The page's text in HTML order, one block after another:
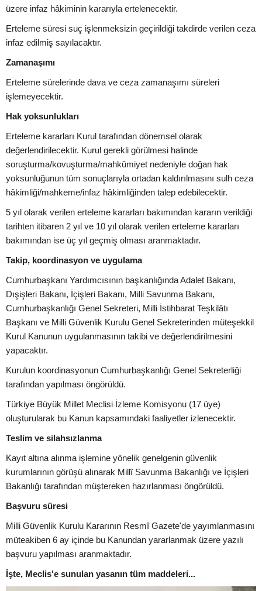
üzere infaz hâkiminin kararıyla ertelenecektir.
Erteleme süresi suç işlenmeksizin geçirildiği takdirde verilen ceza
infaz edilmiş sayılacaktır.
Zamanaşımı
Erteleme sürelerinde dava ve ceza zamanaşımı süreleri
işlemeyecektir.
Hak yoksunlukları
Erteleme kararları Kurul tarafından dönemsel olarak
değerlendirilecektir. Kurul gerekli görülmesi halinde
soruşturma/kovuşturma/mahkûmiyet nedeniyle doğan hak
yoksunluğunun tüm sonuçlarıyla ortadan kaldırılmasını sulh ceza
hâkimliği/mahkeme/infaz hâkimliğinden talep edebilecektir.
5 yıl olarak verilen erteleme kararları bakımından kararın verildiği
tarihten itibaren 2 yıl ve 10 yıl olarak verilen erteleme kararları
bakımından ise üç yıl geçmiş olması aranmaktadır.
Takip, koordinasyon ve uygulama
Cumhurbaşkanı Yardımcısının başkanlığında Adalet Bakanı,
Dışişleri Bakanı, İçişleri Bakanı, Milli Savunma Bakanı,
Cumhurbaşkanlığı Genel Sekreteri, Milli İstihbarat Teşkilâtı
Başkanı ve Milli Güvenlik Kurulu Genel Sekreterinden müteşekkil
Kurul Kanunun uygulanmasının takibi ve değerlendirilmesini
yapacaktır.
Kurulun koordinasyonun Cumhurbaşkanlığı Genel Sekreterliği
tarafından yapılması öngörüldü.
Türkiye Büyük Millet Meclisi İzleme Komisyonu (17 üye)
oluşturularak bu Kanun kapsamındaki faaliyetler izlenecektir.
Teslim ve silahsızlanma
Kayıt altına alınma işlemine yönelik genelgenin güvenlik
kurumlarının görüşü alınarak Millî Savunma Bakanlığı ve İçişleri
Bakanlığı tarafından müştereken hazırlanması öngörüldü.
Başvuru süresi
Milli Güvenlik Kurulu Kararının Resmî Gazete'de yayımlanmasını
müteakiben 6 ay içinde bu Kanundan yararlanmak üzere yazılı
başvuru yapılması aranmaktadır.
İşte, Meclis'e sunulan yasanın tüm maddeleri...